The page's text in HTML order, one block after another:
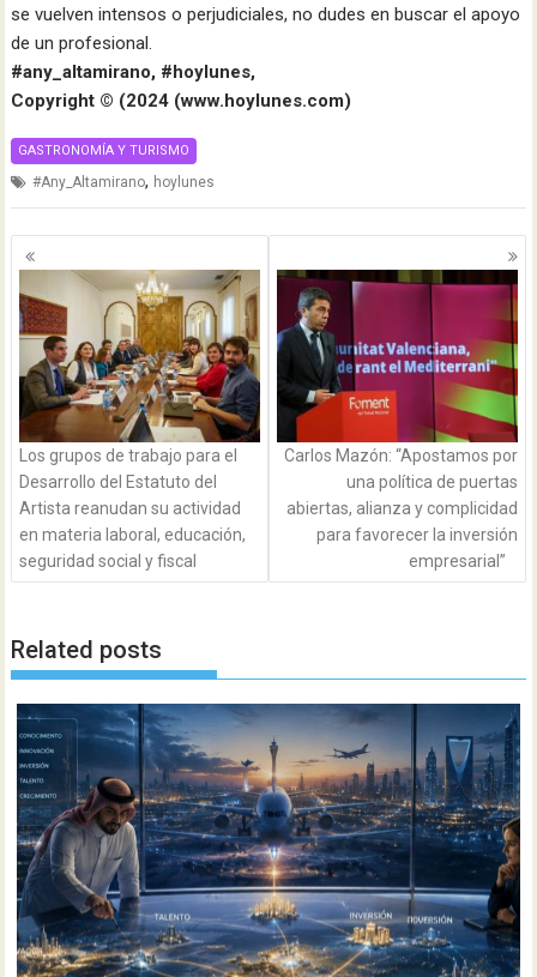
se vuelven intensos o perjudiciales, no dudes en buscar el apoyo
de un profesional.
#any_altamirano, #hoylunes,
Copyright ©️ (2024 (www.hoylunes.com)
GASTRONOMÍA Y TURISMO
#Any_Altamirano, hoylunes
Navegación
de
entradas
Los grupos de trabajo para el
Desarrollo del Estatuto del
Artista reanudan su actividad
en materia laboral, educación,
seguridad social y fiscal
Carlos Mazón: “Apostamos por
una política de puertas
abiertas, alianza y complicidad
para favorecer la inversión
empresarial”
Related posts